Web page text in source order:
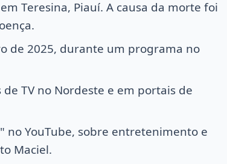
Teresina, Piauí. A causa da morte foi
de 2025, durante um programa no
TV no Nordeste e em portais de
no YouTube, sobre entretenimento e
Maciel.